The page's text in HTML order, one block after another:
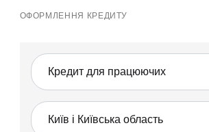
ОФОРМЛЕННЯ КРЕДИТУ